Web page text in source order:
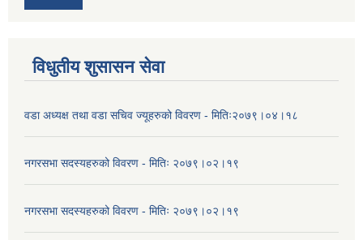
विधुतीय शुसासन सेवा
वडा अध्यक्ष तथा वडा सचिव ज्यूहरुको विवरण - मितिः२०७९।०४।१८
नगरसभा सदस्यहरुको विवरण - मितिः २०७९।०२।१९
नगरसभा सदस्यहरुको विवरण - मितिः २०७९।०२।१९